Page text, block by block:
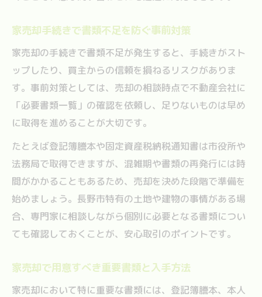
家売却手続きで書類不足を防ぐ事前対策
家売却の手続きで書類不足が発生すると、手続きがスト
ップしたり、買主からの信頼を損ねるリスクがありま
す。事前対策としては、売却の相談時点で不動産会社に
「必要書類一覧」の確認を依頼し、足りないものは早め
に取得を進めることが大切です。
たとえば登記簿謄本や固定資産税納税通知書は市役所や
法務局で取得できますが、混雑期や書類の再発行には時
間がかかることもあるため、売却を決めた段階で準備を
始めましょう。長野市特有の土地や建物の事情がある場
合、専門家に相談しながら個別に必要となる書類につい
ても確認しておくことが、安心取引のポイントです。
家売却で用意すべき重要書類と入手方法
家売却において特に重要な書類には、登記簿謄本、本人